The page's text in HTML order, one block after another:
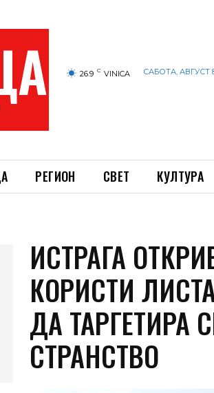
26.9 C VINICA САБОТА, АВГУСТ
РЕГИОН СВЕТ КУЛТУРА
ИСТРАГА
КОРИСТИ
ДА ТАРГЕТИРА
СТРАНСТВО